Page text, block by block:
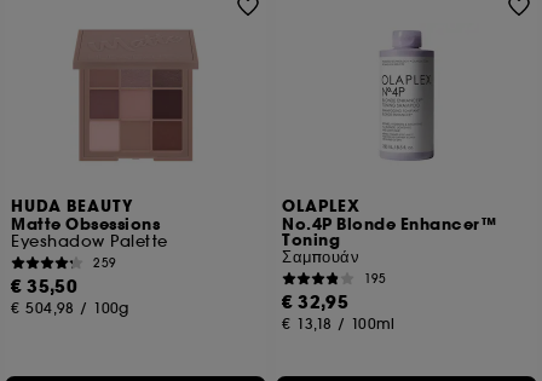
HUDA BEAUTY
Matte Obsessions
Eyeshadow Palette
259
€ 35,50
€ 504,98 / 100g
OLAPLEX
No.4P Blonde Enhancer™
Toning
Σαμπουάν
195
€ 32,95
€ 13,18 / 100ml